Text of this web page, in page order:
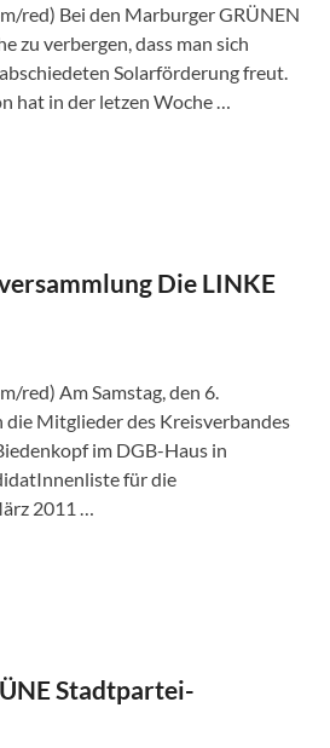
red) Bei den Marburger GRÜNEN
zu verbergen, dass man sich
Solarförderung freut.
hat in der letzen Woche …
Die LINKE
red) Am Samstag, den 6.
die Mitglieder des Kreisverbandes
im DGB-Haus in
für die
2011 …
Stadtpartei-